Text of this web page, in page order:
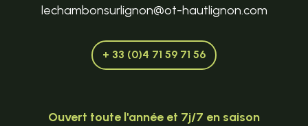
lechambonsurlignon@ot-hautlignon.com
+ 33 (0)4 71 59 71 56
Ouvert toute l'année et 7j/7 en saison